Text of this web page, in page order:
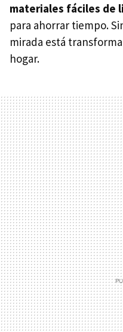
materiales fáciles de
para ahorrar tiempo.
mirada está
hogar.